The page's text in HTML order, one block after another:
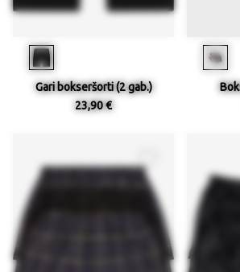
Gari bokseršorti (2 gab.)
23,90 €